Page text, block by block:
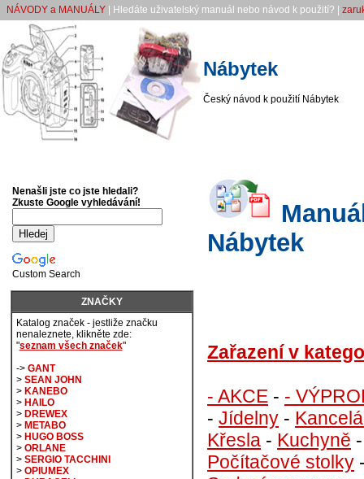
NÁVODY a MANUÁLY| Hledáte uživatelský manuál nebo návod k použití? |
Nábytek
Český návod k použití Nábytek
Nábytek
Zařazení v
- AKCE - -
- Jídelny -
Křesla - Kuchyně
Počítačové stolky
Nenašli jste co jste hledali?
Zkuste Google vyhledávání!
Custom Search
ZNAČKY
Katalog značek - jestliže značku
nenaleznete, klikněte zde:
"seznam všech značek"
-> GANT
> SEAN JOHN
> KANEBO
> HAILO
> DREWEX
> METABO
> HUGO BOSS
> ORLANE
> SERGIO TACCHINI
> OPIUMEX